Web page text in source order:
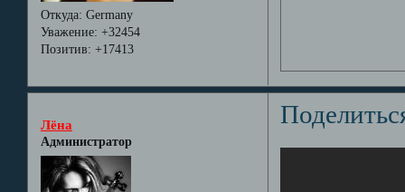
Откуда: Germany
Уважение: +32454
Позитив: +17413
Лёна
Администратор